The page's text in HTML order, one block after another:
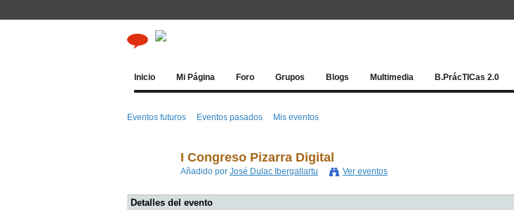
Inicio Mi Página Foro Grupos Blogs Multimedia B.PrácTICas 2.0
Eventos futuros Eventos pasados Mis eventos
I Congreso Pizarra Digital
Añadido por José Dulac Ibergallartu Ver eventos
Detalles del evento